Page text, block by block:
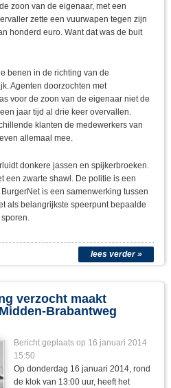
zoon van de eigenaar, met een
zette een vuurwapen tegen zijn
honderd euro. Want dat was de buit
benen in de richting van de
Agenten doorzochten met
voor de zoon van de eigenaar niet de
jaar tijd al drie keer overvallen.
klanten de medewerkers van
allemaal mee.
donkere jassen en spijkerbroeken.
een zwarte shawl. De politie is een
is een samenwerking tussen
als belangrijkste speerpunt bepaalde
lees verder »
verzocht maakt
Brabantweg
Bericht geplaats op 16 januari 2014
15:50
Op donderdag 16 januari 2014, rond
de klok van 13:00 uur, heeft het